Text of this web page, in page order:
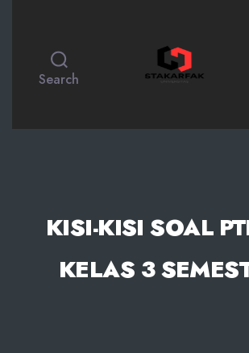
Search
KISI-KISI SOAL
KELAS 3